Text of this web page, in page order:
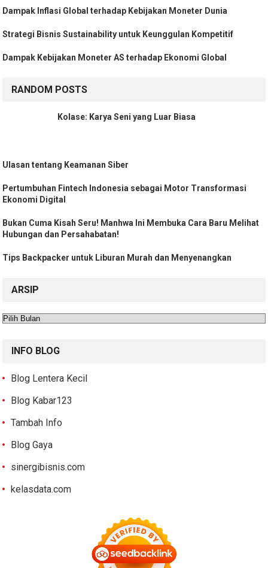
Dampak Inflasi Global terhadap Kebijakan Moneter Dunia
Strategi Bisnis Sustainability untuk Keunggulan Kompetitif
Dampak Kebijakan Moneter AS terhadap Ekonomi Global
RANDOM POSTS
Kolase: Karya Seni yang Luar Biasa
Ulasan tentang Keamanan Siber
Pertumbuhan Fintech Indonesia sebagai Motor Transformasi
Ekonomi Digital
Bukan Cuma Kisah Seru! Manhwa Ini Membuka Cara Baru Melihat
Hubungan dan Persahabatan!
Tips Backpacker untuk Liburan Murah dan Menyenangkan
ARSIP
Arsip
INFO BLOG
Blog Lentera Kecil
Blog Kabar123
Tambah Info
Blog Gaya
sinergibisnis.com
kelasdata.com